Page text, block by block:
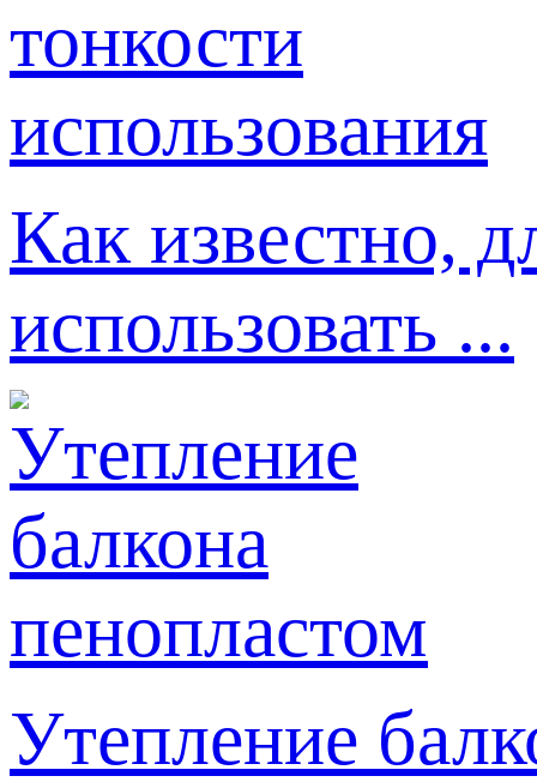
Как известно,
использовать ...
Утепление